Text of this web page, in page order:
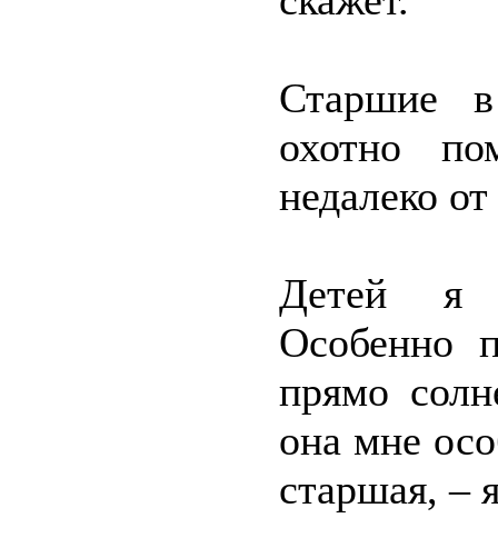
Старшие
охотно
недалеко
Детей я
Особенно
прямо
она мне
старшая, –